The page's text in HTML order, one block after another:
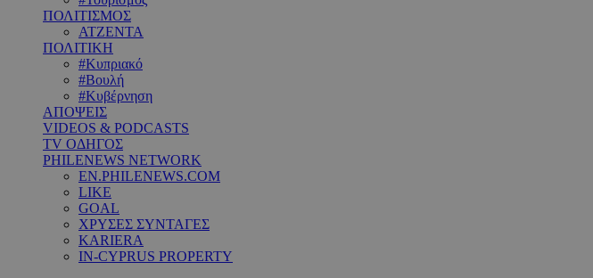
ΠΟΛΙΤΙΣΜΟΣ
ΑΤΖΕΝΤΑ
ΠΟΛΙΤΙΚΗ
#Κυπριακό
#Βουλή
#Κυβέρνηση
ΑΠΟΨΕΙΣ
VIDEOS & PODCASTS
TV ΟΔΗΓΟΣ
PHILENEWS NETWORK
EN.PHILENEWS.COM
LIKE
GOAL
ΧΡΥΣΕΣ ΣΥΝΤΑΓΕΣ
KARIERA
IN-CYPRUS PROPERTY